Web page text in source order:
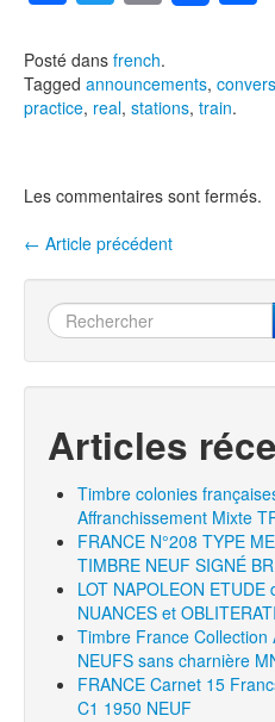
c
e
o
k
tt
er
m
ail
Posté dans french.
Tagged announcements,
practice, real, stations, train.
Les commentaires sont fermés.
Navigation entre
← Article précédent
Articles
Timbre colonies
Affranchissement Mixte
FRANCE N°208 TYPE
TIMBRE NEUF SIGNÉ
LOT NAPOLEON
NUANCES et
Timbre France
NEUFS sans charnière
FRANCE Carnet 15
C1 1950 NEUF